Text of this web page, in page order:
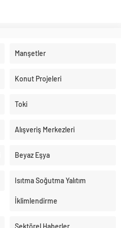
Manşetler
Konut Projeleri
Toki
Alışveriş Merkezleri
Beyaz Eşya
Isıtma Soğutma Yalıtım
İklimlendirme